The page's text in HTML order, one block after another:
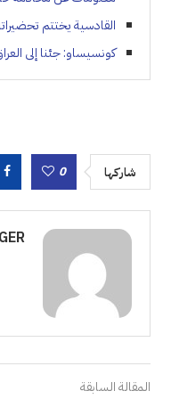
القادسية يختتم
كونسيساو: جئنا إلى
شاركها 0
المقالة السابقة